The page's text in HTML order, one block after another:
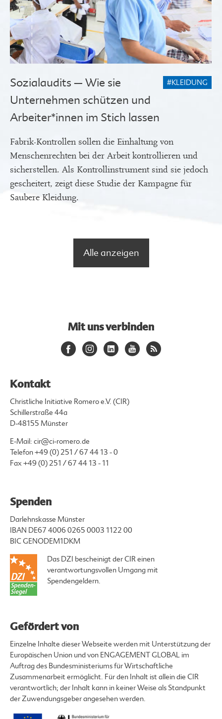
#KLEIDUNG
Sozialaudits – Wie sie
Unternehmen schützen und
Arbeiter*innen im Stich lassen
Fabrik-Kontrollen sollen die Einhaltung von
Menschenrechten bei der Arbeit kontrollieren und
sicherstellen. Als Kontrollinstrument sind sie jedoch
gescheitert, zeigt diese Studie der Kampagne für
Saubere Kleidung.
Alle anzeigen
Mit uns verbinden
Kontakt
Christliche Initiative Romero e.V. (CIR)
Schillerstraße 44a
D-48155 Münster
E-Mail: cir@ci-romero.de
Telefon+49 (0) 251 / 67 44 13 - 0
Fax +49 (0) 251 / 67 44 13 - 11
Spenden
Darlehnskasse Münster
IBAN DE67 4006 0265 0003 1122 00
BIC GENODEM1DKM
Das DZI bescheinigt der CIR einen
verantwortungsvollen Umgang mit
Spendengeldern.
Gefördert von
Einzelne Inhalte dieser Webseite werden mit Unterstützung der
Europäischen Union und von ENGAGEMENT GLOBAL im
Auftrag des Bundesministeriums für Wirtschaftliche
Zusammenarbeit ermöglicht. Für den Inhalt ist allein die CIR
verantwortlich; der Inhalt kann in keiner Weise als Standpunkt
der Zuwendungsgeber angesehen werden.